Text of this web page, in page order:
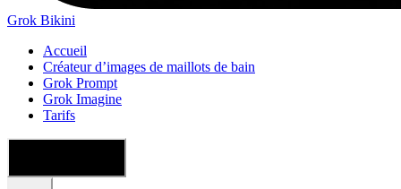
Grok Bikini
Accueil
Créateur d’images de maillots de bain
Grok Prompt
Grok Imagine
Tarifs